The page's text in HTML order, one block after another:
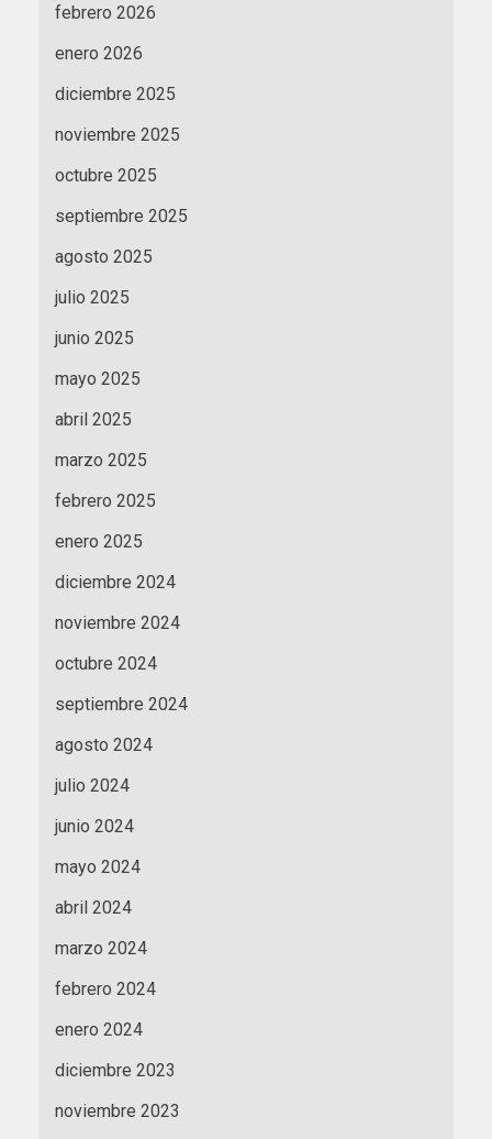
febrero 2026
enero 2026
diciembre 2025
noviembre 2025
octubre 2025
septiembre 2025
agosto 2025
julio 2025
junio 2025
mayo 2025
abril 2025
marzo 2025
febrero 2025
enero 2025
diciembre 2024
noviembre 2024
octubre 2024
septiembre 2024
agosto 2024
julio 2024
junio 2024
mayo 2024
abril 2024
marzo 2024
febrero 2024
enero 2024
diciembre 2023
noviembre 2023